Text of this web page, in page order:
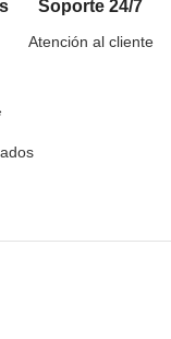
Soporte 24/7
Atención al cliente